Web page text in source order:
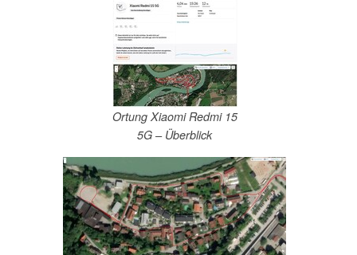
Ortung Xiaomi Redmi 15
5G – Überblick